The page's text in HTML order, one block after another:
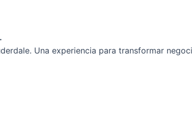
Una experiencia para transformar